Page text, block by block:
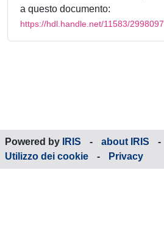
a questo documento:
https://hdl.handle.net/11583/2998097
Powered by IRIS - about IRIS
-
Utilizzo dei cookie
- Privacy